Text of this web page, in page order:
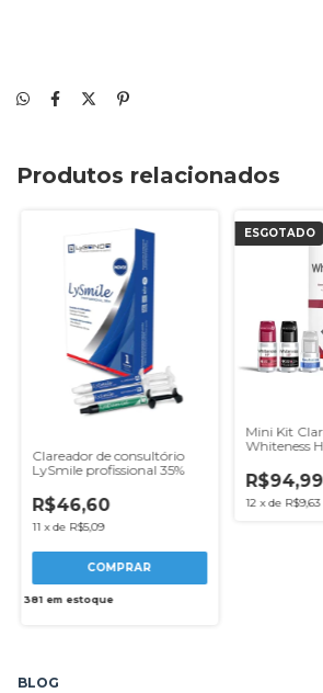
Produtos relacionados
Clareador de consultório
LySmile profissional 35%
R$46,60
11 xde R$5,09
381 em estoque
ESGOTADO
Mini Kit
Whiteness
R$94,99
12 xde R$9,63
BLOG